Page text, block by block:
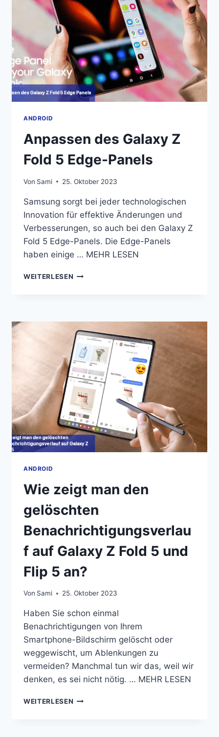
KAMERA
DES
GALAXY
FLIP
5
ANDROID
Anpassen des Galaxy Z
Fold 5 Edge-Panels
Von Sami 25. Oktober 2023
Samsung sorgt bei jeder technologischen
Innovation für effektive Änderungen und
Verbesserungen, so auch bei den Galaxy Z
Fold 5 Edge-Panels. Die Edge-Panels
haben einige … MEHR LESEN
WEITERLESEN ANPASSEN
EDGE-
PANELS
ANDROID
Wie zeigt man den
gelöschten
Benachrichtigungsverlau
f auf Galaxy Z Fold 5 und
Flip 5 an?
Von Sami 25. Oktober 2023
Haben Sie schon einmal
Benachrichtigungen von Ihrem
Smartphone-Bildschirm gelöscht oder
weggewischt, um Ablenkungen zu
vermeiden? Manchmal tun wir das, weil wir
denken, es sei nicht nötig. … MEHR LESEN
WEITERLESEN WIE